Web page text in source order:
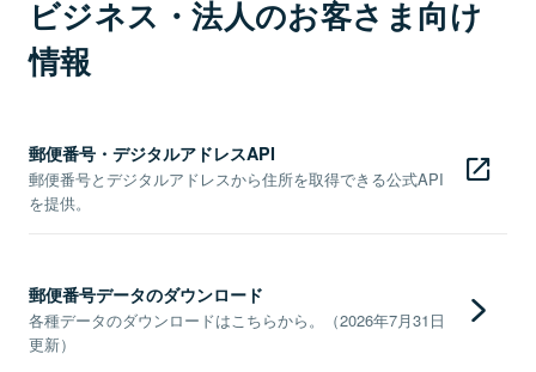
ビジネス・法人のお客さま向け
情報
郵便番号・デジタルアドレスAPI
郵便番号とデジタルアドレスから住所を取得できる公式API
を提供。
郵便番号データのダウンロード
各種データのダウンロードはこちらから。（2026年7月31日
更新）